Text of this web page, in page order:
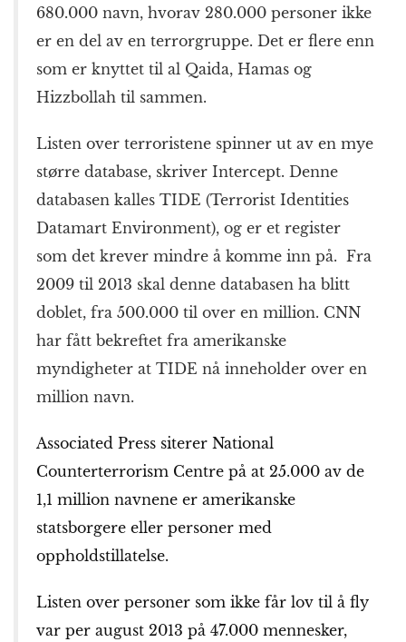
680.000 navn, hvorav 280.000 personer ikke
er en del av en terrorgruppe. Det er flere enn
som er knyttet til al Qaida, Hamas og
Hizzbollah til sammen.
Listen over terroristene spinner ut av en mye
større database, skriver Intercept. Denne
databasen kalles TIDE (Terrorist Identities
Datamart Environment), og er et register
som det krever mindre å komme inn på. Fra
2009 til 2013 skal denne databasen ha blitt
doblet, fra 500.000 til over en million. CNN
har fått bekreftet fra amerikanske
myndigheter at TIDE nå inneholder over en
million navn.
Associated Press siterer National
Counterterrorism Centre på at 25.000 av de
1,1 million navnene er amerikanske
statsborgere eller personer med
oppholdstillatelse.
Listen over personer som ikke får lov til å fly
var per august 2013 på 47.000 mennesker,